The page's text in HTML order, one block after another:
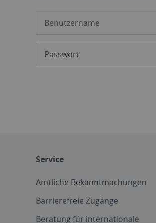
Service
Amtliche Bekanntmachungen
Barrierefreie Zugänge
Beratung für internationale